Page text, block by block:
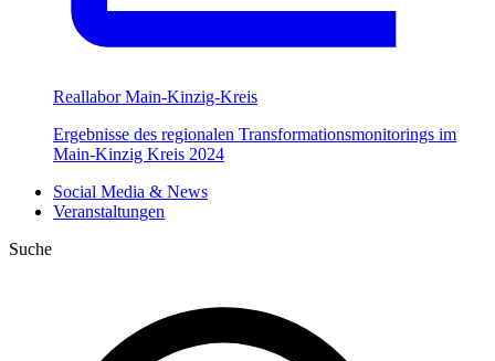
Reallabor Main-Kinzig-Kreis
Ergebnisse des regionalen Transformationsmonitorings im
Main-Kinzig Kreis 2024
Social Media & News
Veranstaltungen
Suche